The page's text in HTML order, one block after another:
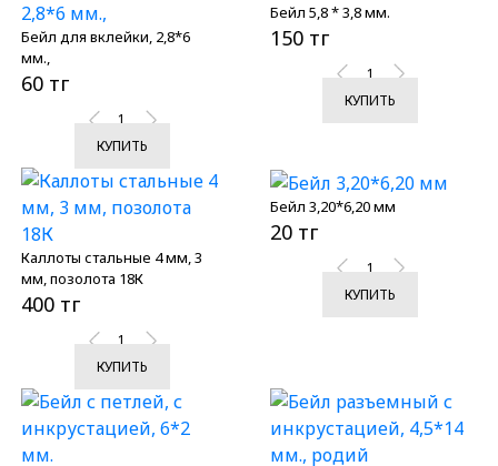
Бейл для вклейки, 2,8*6
мм.,
60 тг
КУПИТЬ
Бейл 5,8 * 3,8 мм.
150 тг
КУПИТЬ
Каллоты стальные 4 мм, 3
мм, позолота 18К
400 тг
КУПИТЬ
Бейл 3,20*6,20 мм
20 тг
КУПИТЬ